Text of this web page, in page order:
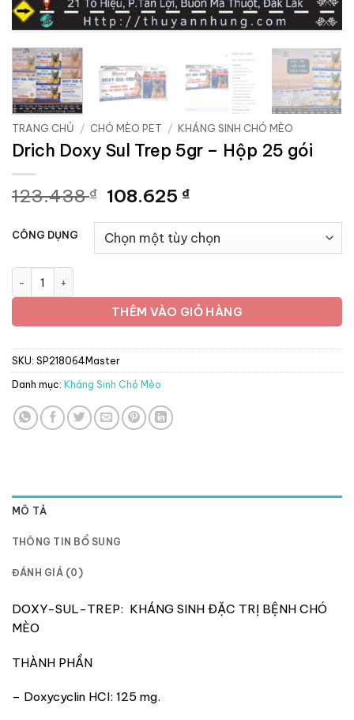
TRANG CHỦ / CHÓ MÈO PET / KHÁNG SINH CHÓ MÈO
Drich Doxy Sul Trep 5gr – Hộp 25 gói
123.438₫ Giá
là:
123.438 ₫.
108.625 ₫Giá
tại
là:
CÔNG DỤNG
Drich Doxy Sul Trep 5gr - Hộp 25 gói số lượng
THÊM VÀO GIỎ HÀNG
SKU: SP218064Master
Danh mục: Kháng Sinh Chó Mèo
MÔ TẢ
THÔNG TIN BỔ SUNG
ĐÁNH GIÁ (0)
DOXY-SUL-TREP: KHÁNG SINH ĐẶC TRỊ BỆNH CHÓ
MÈO
THÀNH PHẦN
– Doxycyclin HCl: 125 mg.